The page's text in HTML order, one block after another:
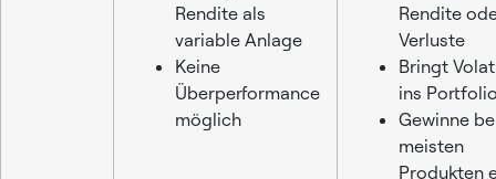
Rendite als
variable Anlage
Keine
Überperformance
möglich
Rendite
Verluste
Bringt
ins
Gewinne
meisten
Produkten